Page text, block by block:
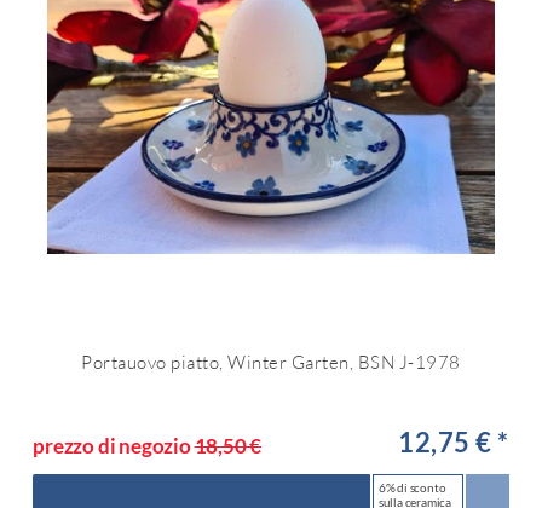
Portauovo piatto, Winter Garten, BSN J-1978
prezzo di negozio18,50 € 12,75 € *
6% di sconto
sulla ceramica